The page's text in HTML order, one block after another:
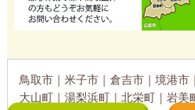
鳥取市｜米子市｜倉吉市｜境港市
大山町｜湯梨浜町｜北栄町｜岩美